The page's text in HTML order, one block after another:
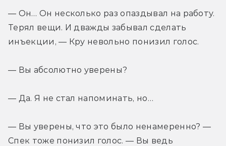
— Он… Он несколько раз опаздывал на работу.
Терял вещи. И дважды забывал сделать
инъекции, — Кру невольно понизил голос.
— Вы абсолютно уверены?
— Да. Я не стал напоминать, но…
— Вы уверены, что это было ненамеренно? —
Спек тоже понизил голос. — Вы ведь